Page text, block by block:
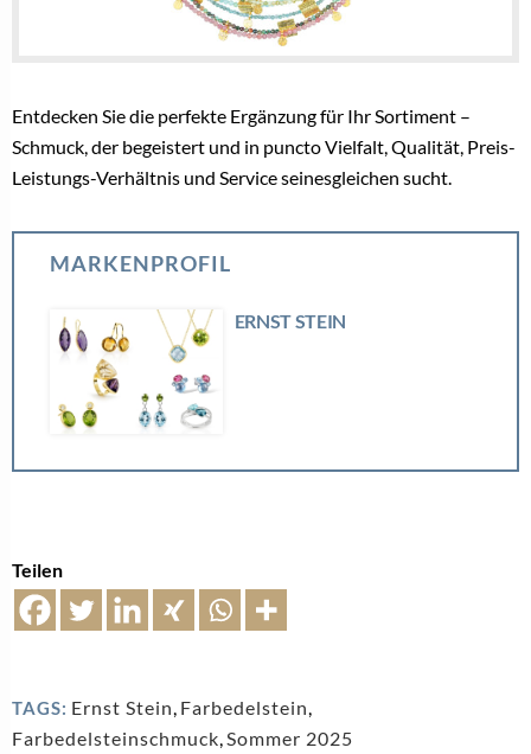
Entdecken Sie die perfekte Ergänzung für Ihr Sortiment –
Schmuck, der begeistert und in puncto Vielfalt, Qualität, Preis-
Leistungs-Verhältnis und Service seinesgleichen sucht.
MARKENPROFIL
ERNST STEIN
Teilen
TAGS: Ernst Stein Farbedelstein
Farbedelsteinschmuck Sommer 2025